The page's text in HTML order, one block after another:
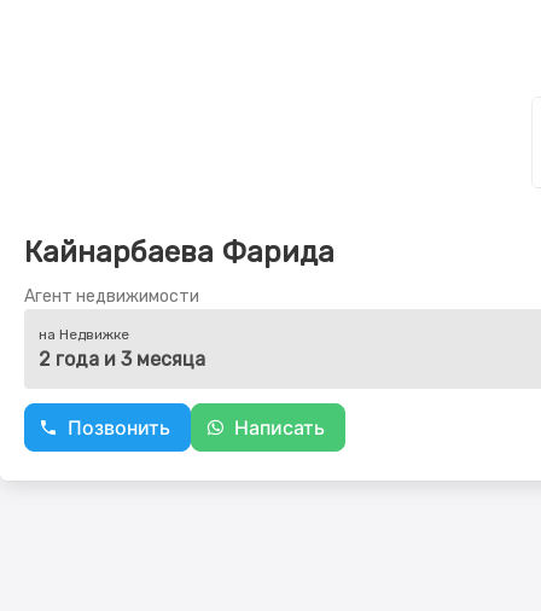
Кайнарбаева Фарида
Агент недвижимости
на Недвижке
2 года и 3 месяца
Позвонить Написать